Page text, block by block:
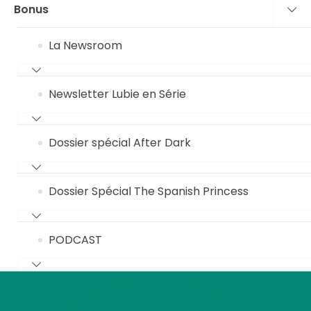
Bonus
La Newsroom
Newsletter Lubie en Série
Dossier spécial After Dark
Dossier Spécial The Spanish Princess
PODCAST